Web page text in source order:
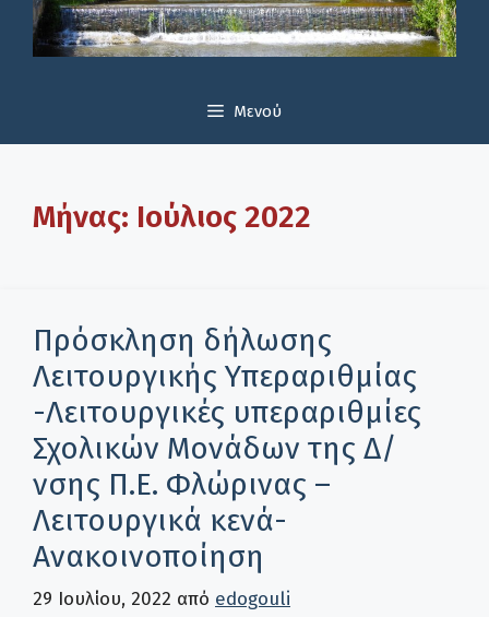
Μενού
Μήνας: Ιούλιος 2022
Πρόσκληση δήλωσης
Λειτουργικής Υπεραριθμίας
-Λειτουργικές υπεραριθμίες
Σχολικών Μονάδων της Δ/
νσης Π.Ε. Φλώρινας –
Λειτουργικά κενά-
Ανακοινοποίηση
29 Ιουλίου, 2022 από edogouli